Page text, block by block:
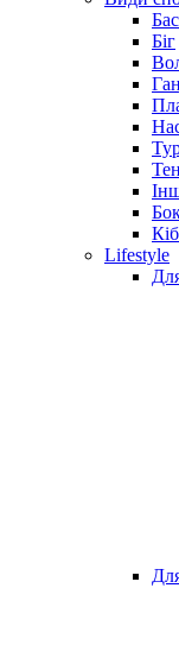
Біг
Lifestyle